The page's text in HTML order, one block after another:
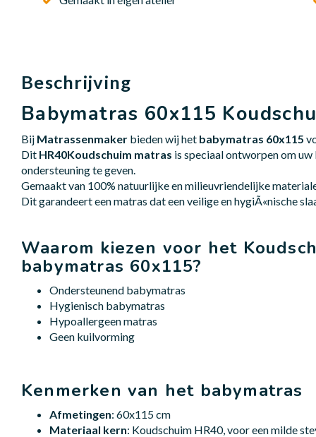
Beschrijving
Babymatras 60x115
Bij Matrassenmaker bieden wij het babymatras 60x115
Dit HR40Koudschuim matras is speciaal ontworpen om
ondersteuning te geven.
Gemaakt van 100% natuurlijke en milieuvriendelijke
Dit garandeert een matras dat een veilige en hygiÃ«nische
Waarom kiezen voor het
babymatras 60x115?
Ondersteunend babymatras
Hygienisch babymatras
Hypoallergeen matras
Geen kuilvorming
Kenmerken van het babymatras
Afmetingen: 60x115 cm
Materiaal kern: Koudschuim HR40, voor een milde